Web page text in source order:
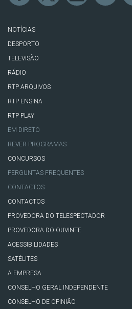
NOTÍCIAS
DESPORTO
TELEVISÃO
RÁDIO
RTP ARQUIVOS
RTP ENSINA
RTP PLAY
EM DIRETO
REVER PROGRAMAS
CONCURSOS
PERGUNTAS FREQUENTES
CONTACTOS
CONTACTOS
PROVEDORA DO TELESPECTADOR
PROVEDORA DO OUVINTE
ACESSIBILIDADES
SATÉLITES
A EMPRESA
CONSELHO GERAL INDEPENDENTE
CONSELHO DE OPINIÃO